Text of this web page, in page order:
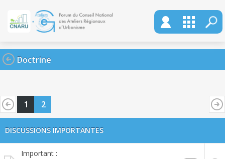
Doctrine
1 2
DISCUSSIONS IMPORTANTES
Important :